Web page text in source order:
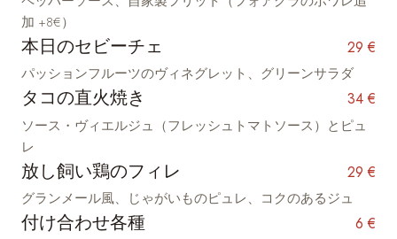
加 +8€）
本日のセビーチェ 29 €
パッションフルーツのヴィネグレット、グリーンサラダ
タコの直火焼き 34 €
ソース・ヴィエルジュ（フレッシュトマトソース）とピュ
レ
放し飼い鶏のフィレ 29 €
グランメール風、じゃがいものピュレ、コクのあるジュ
付け合わせ各種 6 €